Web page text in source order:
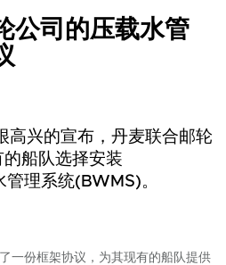
Spanish
公司的压载水管
高兴的宣布，丹麦联合邮轮
船队选择安装
理系统(BWMS)。
一份框架协议，为其现有的船队提供